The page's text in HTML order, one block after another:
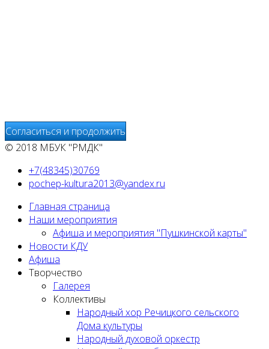
Согласиться и продолжить
© 2018 МБУК "РМДК"
+7(48345)30769
pochep-kultura2013@yandex.ru
Главная страница
Наши мероприятия
Афиша и мероприятия "Пушкинской карты"
Новости КДУ
Афиша
Творчество
Галерея
Коллективы
Народный хор Речицкого сельского
Дома культуры
Народный духовой оркестр